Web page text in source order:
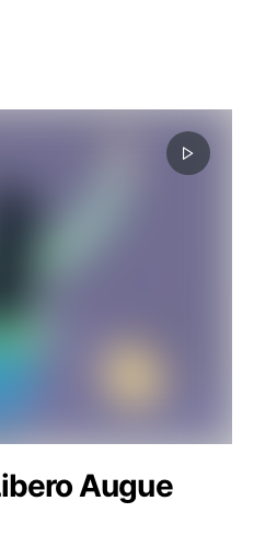
Augue